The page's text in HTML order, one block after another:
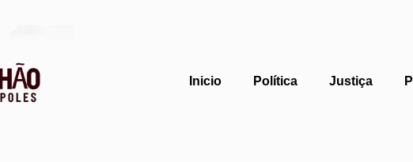
Inicio Política Justiça